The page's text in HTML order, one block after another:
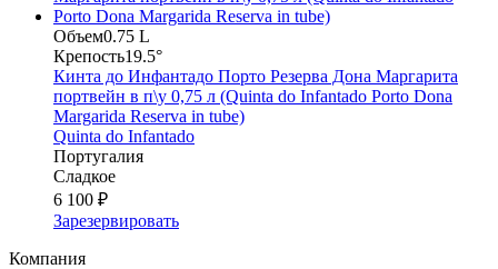
Объем0.75 L
Крепость19.5°
Кинта до Инфантадо Порто Резерва Дона Маргарита
портвейн в п\у 0,75 л (Quinta do Infantado Porto Dona
Margarida Reserva in tube)
Quinta do Infantado
Португалия
Сладкое
6 100 ₽
Зарезервировать
Компания